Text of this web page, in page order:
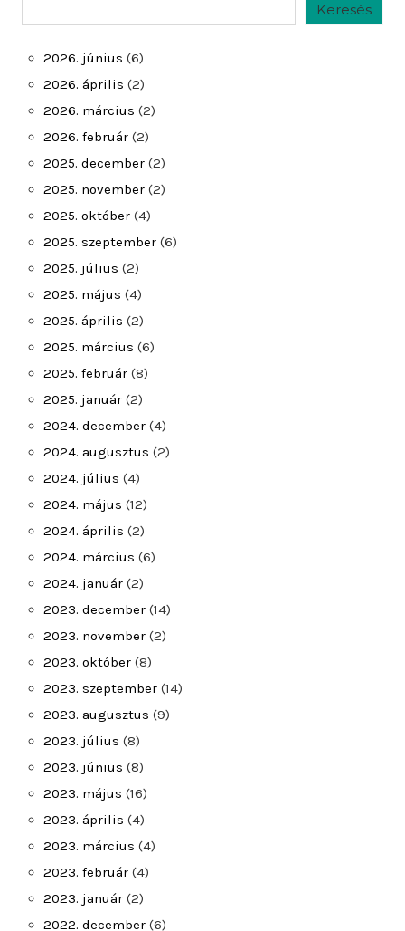
Keresés
2026. június (6)
2026. április (2)
2026. március (2)
2026. február (2)
2025. december (2)
2025. november (2)
2025. október (4)
2025. szeptember (6)
2025. július (2)
2025. május (4)
2025. április (2)
2025. március (6)
2025. február (8)
2025. január (2)
2024. december (4)
2024. augusztus (2)
2024. július (4)
2024. május (12)
2024. április (2)
2024. március (6)
2024. január (2)
2023. december (14)
2023. november (2)
2023. október (8)
2023. szeptember (14)
2023. augusztus (9)
2023. július (8)
2023. június (8)
2023. május (16)
2023. április (4)
2023. március (4)
2023. február (4)
2023. január (2)
2022. december (6)